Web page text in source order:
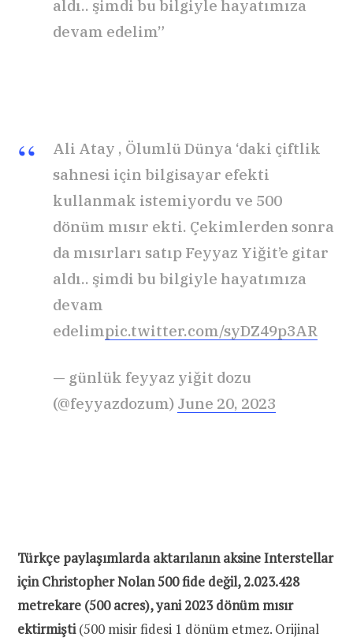
aldı.. şimdi bu bilgiyle hayatımıza
devam edelim”
Ali Atay , Ölumlü Dünya ‘daki çiftlik
sahnesi için bilgisayar efekti
kullanmak istemiyordu ve 500
dönüm mısır ekti. Çekimlerden sonra
da mısırları satıp Feyyaz Yiğit’e gitar
aldı.. şimdi bu bilgiyle hayatımıza
devam
edelimpic.twitter.com/syDZ49p3AR
— günlük feyyaz yiğit dozu
(@feyyazdozum) June 20, 2023
Türkçe paylaşımlarda aktarılanın aksine Interstellar
için Christopher Nolan 500 fide değil, 2.023.428
metrekare (500 acres), yani 2023 dönüm mısır
ektirmişti(500 misir fidesi 1 dönüm etmez. Orijinal